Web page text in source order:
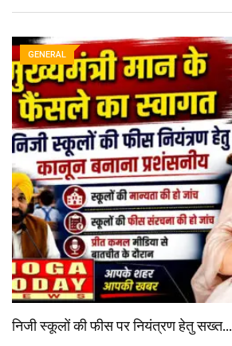
GENERAL
निजी स्कूलों की फीस पर नियंत्रण हेतु सख्त…